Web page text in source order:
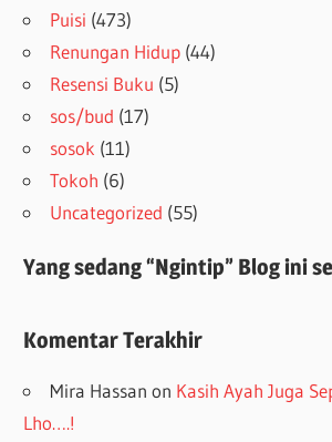
Puisi (473)
Renungan Hidup (44)
Resensi Buku (5)
sos/bud (17)
sosok (11)
Tokoh (6)
Uncategorized (55)
Yang sedang “Ngintip” Blog ini
Komentar Terakhir
Mira Hassan on Kasih Ayah Juga
Lho….!